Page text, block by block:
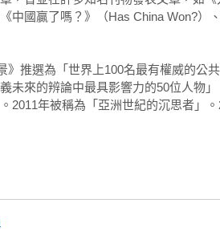
的先天條件下，他最終過著坎坷的生
年輕時討厭（有時甚至憎恨）我們的父
活在日本嚴酷的占領下。他返回信德與
中國贏了嗎？》（Has China Won?）
》推選為「世界上100名最有權威的公
未來的辨論中最具影響力的50位人物
2011年被稱為「亞洲世紀的沉思者」